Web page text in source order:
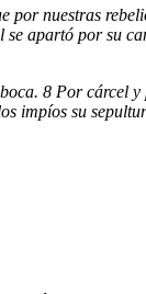
por nuestras
se apartó por su
8 Por cárcel
impíos su